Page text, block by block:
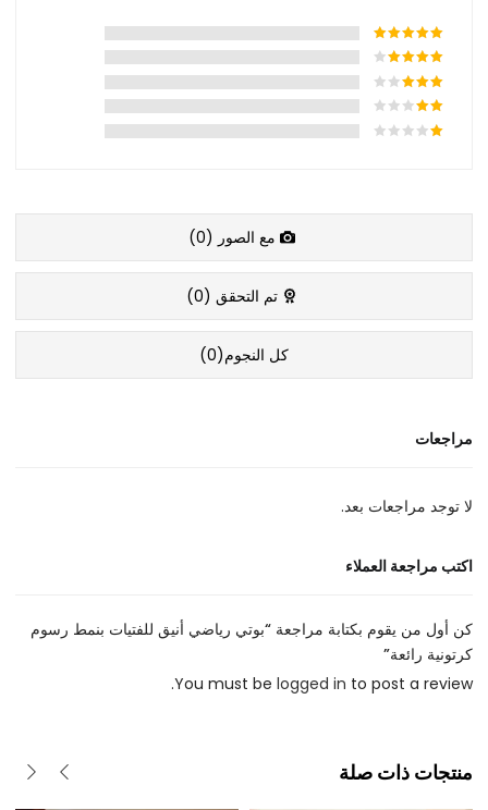
مع الصور (0
)
تم التحقق (0
)
كل النجوم(0
)
مراجعات
لا توجد مراجعات بعد.
اكتب مراجعة العملاء
كن أول من يقوم بكتابة مراجعة “بوتي رياضي أنيق للفتيات بنمط رسوم
كرتونية رائعة”
You must be logged in to post a review.
منتجات ذات صلة